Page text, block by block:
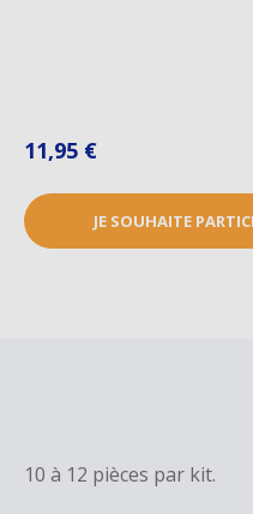
11,95 €
JE SOUHAITE
10 à 12 pièces par kit.